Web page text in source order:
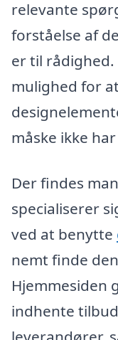
relevante
forståelse af
er til
mulighed for
måske ikke
Der findes
specialiserer
ved at benytte
nemt finde
Hjemmesiden
indhente